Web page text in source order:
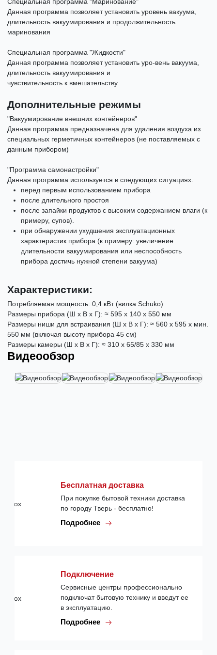
Специальная программа "Маринование"
Данная программа позволяет установить уровень вакуума,
длительность вакуумирования и продолжительность
маринования
Специальная программа "Жидкости"
Данная программа позволяет установить уро-вень вакуума,
длительность вакуумирования и
чувствительность к вмешательству
Дополнительные режимы
"Вакуумирование внешних контейнеров"
Данная программа предназначена для удаления воздуха из
специальных герметичных контейнеров (не поставляемых с
данным прибором)
"Программа самонастройки"
Данная программа используется в следующих ситуациях:
перед первым использованием прибора
после длительного простоя
после запайки продуктов с высоким содержанием влаги (к
примеру, супов).
при обнаружении ухудшения эксплуатационных
характеристик прибора (к примеру: увеличение
длительности вакуумирования или неспособность
прибора достичь нужной степени вакуума)
Характеристики:
Потребляемая мощность: 0,4 кВт (вилка Schuko)
Размеры прибора (Ш х В x Г): ≈ 595 х 140 x 550 мм
Размеры ниши для встраивания (Ш х В x Г): ≈ 560 х 595 x мин.
550 мм (включая высоту прибора 45 см)
Размеры камеры (Ш х В x Г): ≈ 310 х 65/85 x 330 мм
Видеообзор
Бесплатная доставка
При покупке бытовой техники доставка
по городу Тверь - бесплатно!
Подробнее
Подключение
Сервисные центры профессионально
подключат бытовую технику и введут ее
в эксплуатацию.
Подробнее